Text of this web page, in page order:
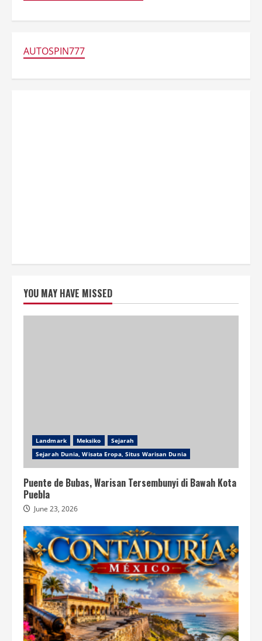
AUTOSPIN777
YOU MAY HAVE MISSED
Landmark Meksiko
Sejarah
Sejarah Dunia, Wisata Eropa, Situs Warisan Dunia
Puente de Bubas, Warisan Tersembunyi di Bawah Kota
Puebla
June 23, 2026